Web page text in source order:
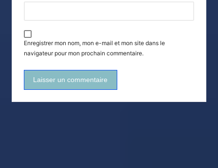
Enregistrer mon nom, mon e-mail et mon site dans le
navigateur pour mon prochain commentaire.